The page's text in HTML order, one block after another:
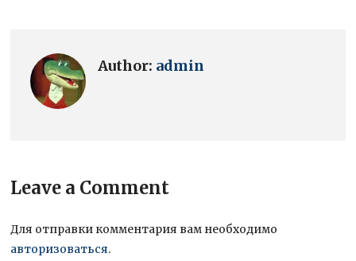
Author: admin
Leave a Comment
Для отправки комментария вам необходимо
авторизоваться.